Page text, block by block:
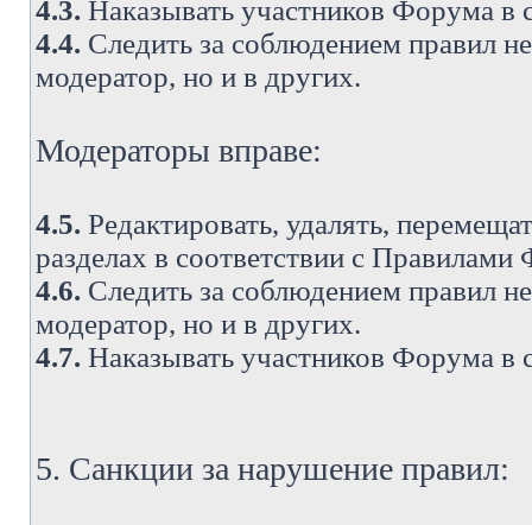
4.3. Наказывать участников Форума
4.4. Следить за соблюдением правил
модератор, но и в других.
Модераторы вправе:
4.5. Редактировать, удалять,
разделах в соответствии с
4.6. Следить за соблюдением правил
модератор, но и в других.
4.7. Наказывать участников Форума
5. Санкции за нарушение правил: